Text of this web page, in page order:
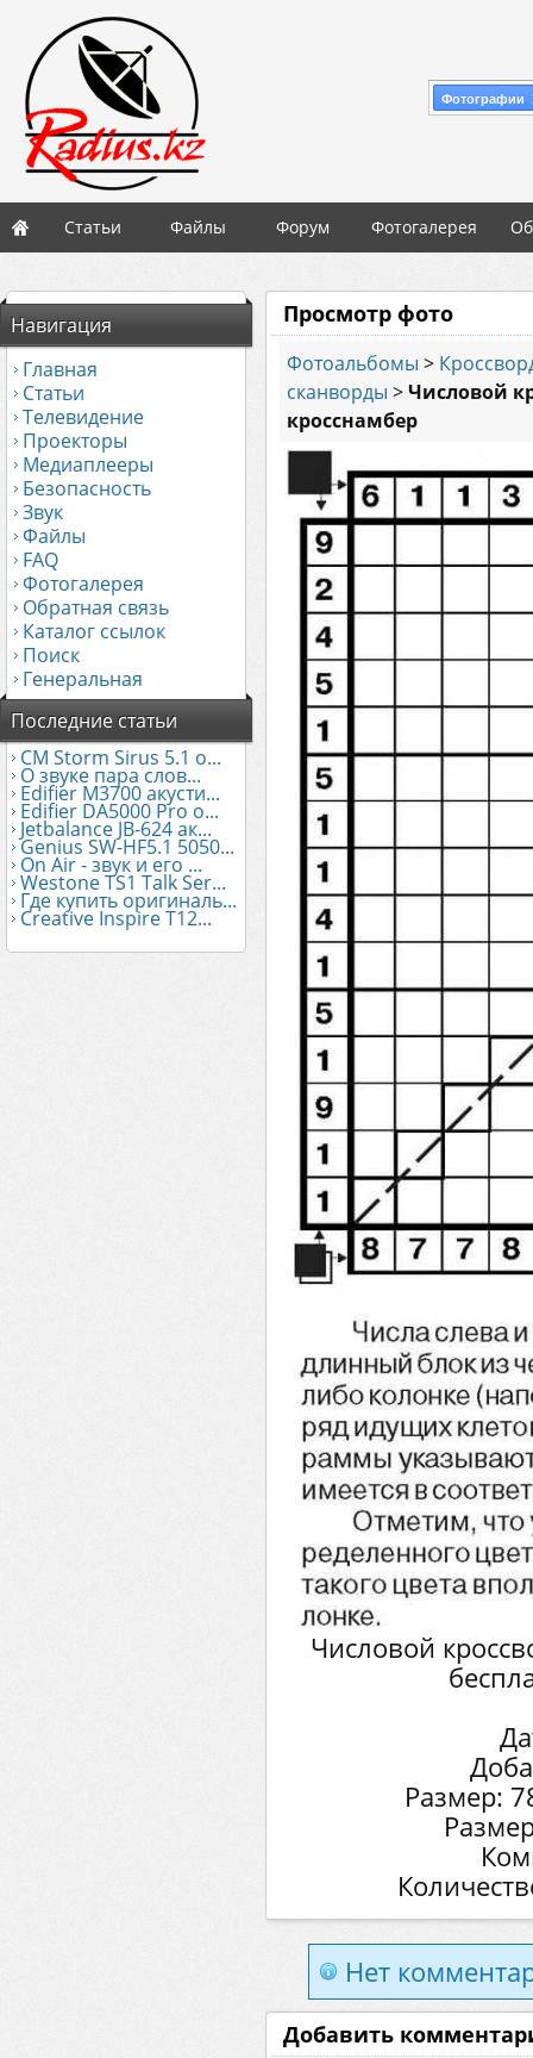
Фотографии
Статьи Файлы Форум Фотогалерея
Навигация
Главная
Статьи
Телевидение
Проекторы
Медиаплееры
Безопасность
Звук
Файлы
FAQ
Фотогалерея
Обратная связь
Каталог ссылок
Поиск
Генеральная
Последние статьи
CM Storm Sirus 5.1 о...
О звуке пара слов...
Edifier М3700 акусти...
Edifier DA5000 Pro о...
Jetbalance JB-624 ак...
Genius SW-HF5.1 5050...
On Air - звук и его ...
Westone TS1 Talk Ser...
Где купить оригиналь...
Creative Inspire T12...
Просмотр фото
Фотоальбомы >
сканворды >Числовой
кросснамбер
Числовой
Размер:
Нет
Добавить